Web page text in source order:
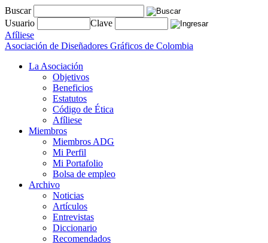
Buscar
Usuario
Clave
Afíliese
Asociación de Diseñadores Gráficos de Colombia
La Asociación
Objetivos
Beneficios
Estatutos
Código de Ética
Afíliese
Miembros
Miembros ADG
Mi Perfil
Mi Portafolio
Bolsa de empleo
Archivo
Noticias
Artículos
Entrevistas
Diccionario
Recomendados